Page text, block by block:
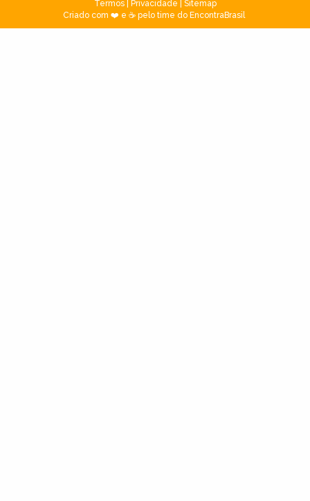
Termos| Privacidade
Sitemap
Criado com ❤️ e ☕ pelo time do EncontraBrasil